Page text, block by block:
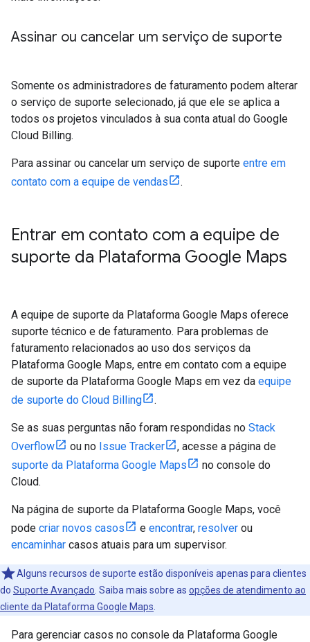
Assinar ou cancelar um serviço de suporte
Somente os administradores de faturamento podem alterar
o serviço de suporte selecionado, já que ele se aplica a
todos os projetos vinculados à sua conta atual do Google
Cloud Billing.
Para assinar ou cancelar um serviço de suporte entre em
contato com a equipe de vendas
.
Entrar em contato com a equipe de
suporte da Plataforma Google Maps
A equipe de suporte da Plataforma Google Maps oferece
suporte técnico e de faturamento. Para problemas de
faturamento relacionados ao uso dos serviços da
Plataforma Google Maps, entre em contato com a equipe
de suporte da Plataforma Google Maps em vez da equipe
de suporte do Cloud Billing
.
Se as suas perguntas não foram respondidas no Stack
Overflow
ou no Issue Tracker
, acesse a página de
suporte da Plataforma Google Maps
no console do
Cloud.
Na página de suporte da Plataforma Google Maps, você
pode criar novos casos e encontrar, resolver ou
encaminhar casos atuais para um supervisor.
Alguns recursos de suporte estão disponíveis apenas para clientes
do Suporte Avançado . Saiba mais sobre as opções de atendimento ao
cliente da Plataforma Google Maps
Para gerenciar casos no console da Plataforma Google